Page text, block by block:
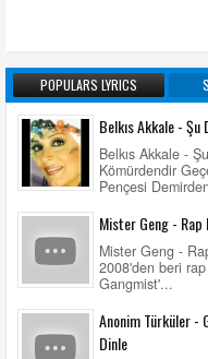
POPULARS LYRICS
Belkıs Akkale -
Belkıs Akkale -
Kömürdendir
Pençesi
Mister Geng -
Mister Geng -
2008'den beri
Gangmist'...
Anonim Türküler -
Dinle